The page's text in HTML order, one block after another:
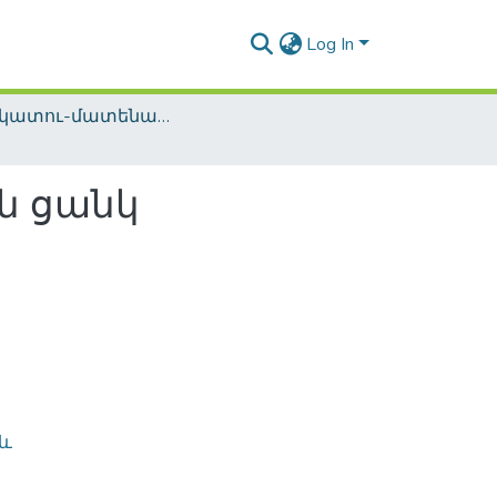
Log In
Տեղեկատու-մատենագիտական հրատարակություններ / Reference-Bibliographic Publications
ցանկ